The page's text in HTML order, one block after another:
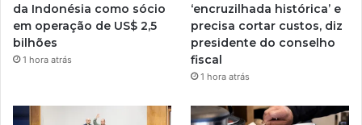
da Indonésia como sócio
em operação de US$ 2,5
bilhões
1 hora atrás
‘encruzilhada histórica’ e
precisa cortar custos, diz
presidente do conselho
fiscal
1 hora atrás